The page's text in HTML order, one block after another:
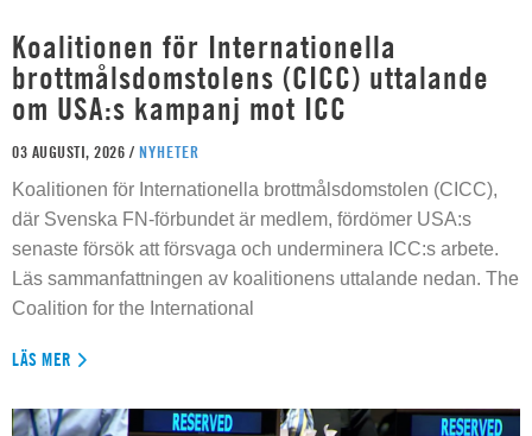
Koalitionen för Internationella
brottmålsdomstolens (CICC) uttalande
om USA:s kampanj mot ICC
03 AUGUSTI, 2026 / NYHETER
Koalitionen för Internationella brottmålsdomstolen (CICC),
där Svenska FN-förbundet är medlem, fördömer USA:s
senaste försök att försvaga och underminera ICC:s arbete.
Läs sammanfattningen av koalitionens uttalande nedan. The
Coalition for the International
LÄS MER